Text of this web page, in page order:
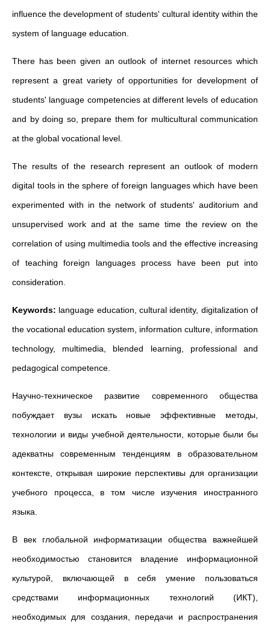
influence the development of students' cultural identity within the
system of language education.
There has been given an outlook of internet resources which
represent a great variety of opportunities for development of
students' language competencies at different levels of education
and by doing so, prepare them for multicultural communication
at the global vocational level.
The results of the research represent an outlook of modern
digital tools in the sphere of foreign languages which have been
experimented with in the network of students' auditorium and
unsupervised work and at the same time the review on the
correlation of using multimedia tools and the effective increasing
of teaching foreign languages process have been put into
consideration.
Keywords: language education, cultural identity, digitalization of
the vocational education system, information culture, information
technology, multimedia, blended learning, professional and
pedagogical competence.
Научно-техническое развитие современного общества
побуждает вузы искать новые эффективные методы,
технологии и виды учебной деятельности, которые были бы
адекватны современным тенденциям в образовательном
контексте, открывая широкие перспективы для организации
учебного процесса, в том числе изучения иностранного
языка.
В век глобальной информатизации общества важнейшей
необходимостью становится владение информационной
культурой, включающей в себя умение пользоваться
средствами информационных технологий (ИКТ),
необходимых для создания, передачи и распространения